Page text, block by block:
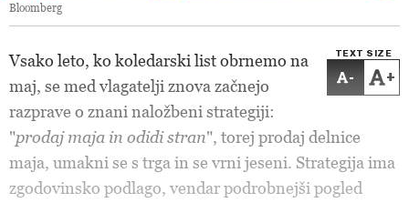
Bloomberg
TEXT SIZE
- +
Vsako leto, ko koledarski list obrnemo na
maj, se med vlagatelji znova začnejo
razprave o znani naložbeni strategiji:
"prodaj maja in odidi stran", torej prodaj delnice
maja, umakni se s trga in se vrni jeseni. Strategija ima
zgodovinsko podlago, vendar podrobnejši pogled